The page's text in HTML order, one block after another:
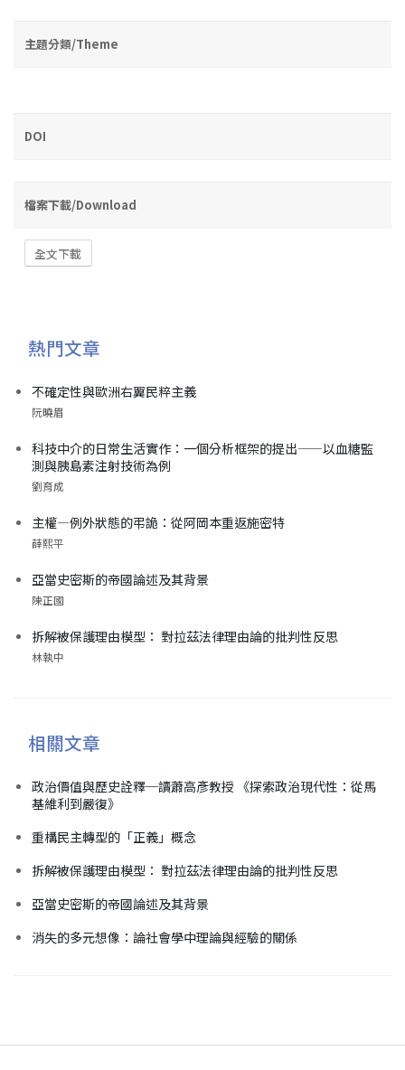
主題分類/Theme
DOI
檔案下載/Download
全文下載
熱門文章
不確定性與歐洲右翼民粹主義
阮曉眉
科技中介的日常生活實作：一個分析框架的提出——以血糖監
測與胰島素注射技術為例
劉育成
主權—例外狀態的弔詭：從阿岡本重返施密特
薛熙平
亞當史密斯的帝國論述及其背景
陳正國
拆解被保護理由模型： 對拉茲法律理由論的批判性反思
林執中
相關文章
政治價值與歷史詮釋─讀蕭高彥教授 《探索政治現代性：從馬
基維利到嚴復》
重構民主轉型的「正義」概念
拆解被保護理由模型： 對拉茲法律理由論的批判性反思
亞當史密斯的帝國論述及其背景
消失的多元想像：論社會學中理論與經驗的關係